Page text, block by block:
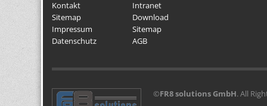
Kontakt
Intranet
Sitemap
Download
Impressum
Sitemap
Datenschutz
AGB
©FR8 solutions GmbH. All